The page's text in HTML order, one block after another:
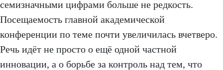
семизначными цифрами больше не редкость.
Посещаемость главной академической
конференции по теме почти увеличилась вчетверо.
Речь идёт не просто о ещё одной частной
инновации, а о борьбе за контроль над тем, что